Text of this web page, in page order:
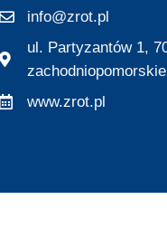
info@zrot.pl
ul. Partyzantów 1,
zachodniopomorskie
www.zrot.pl